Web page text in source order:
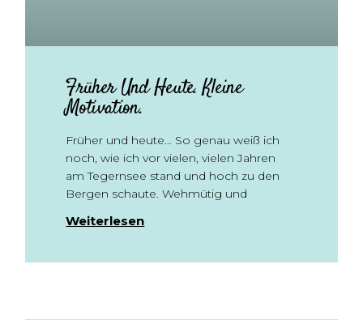
Früher Und Heute. Kleine
Motivation.
Früher und heute… So genau weiß ich
noch, wie ich vor vielen, vielen Jahren
am Tegernsee stand und hoch zu den
Bergen schaute. Wehmütig und
Weiterlesen